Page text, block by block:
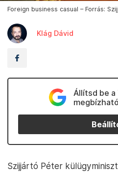
Foreign business casual – Forrás:
Klág Dávid
Állítsd be a
Szijjártó Péter